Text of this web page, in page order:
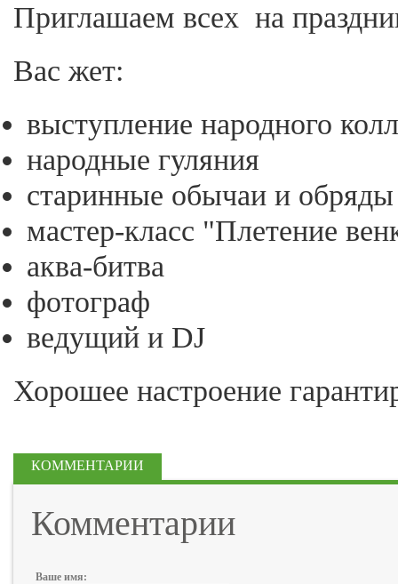
Приглашаем всех на
Вас жет:
выступление народного
народные гуляния
старинные обычаи и обряды
мастер-класс "Плетение
аква-битва
фотограф
ведущий и DJ
Хорошее настроение
КОММЕНТАРИИ
Комментарии
Ваше имя: